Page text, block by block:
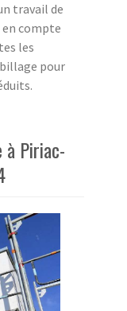
travail de
en compte
les
pour
à Piriac-